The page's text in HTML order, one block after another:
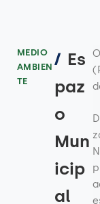
MEDIO
AMBIEN
TE
/ Es
paz
o
Mun
icip
al